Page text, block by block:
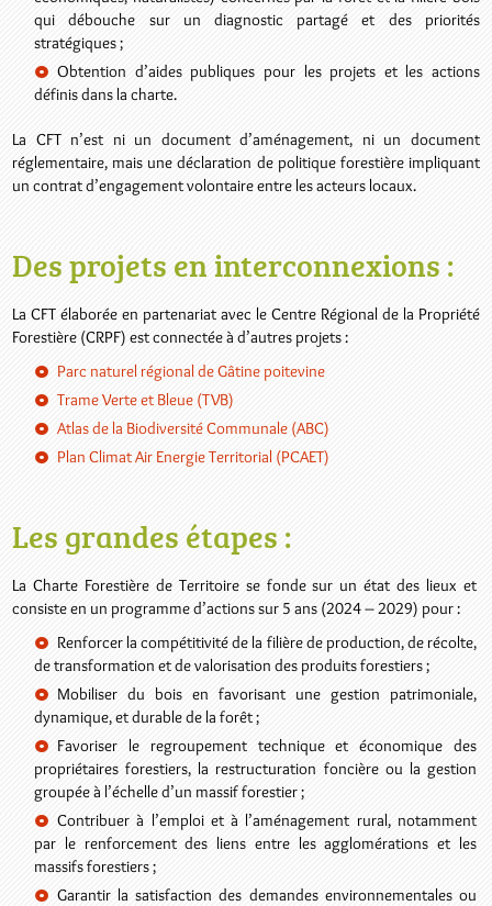
qui débouche sur un diagnostic partagé et des priorités
stratégiques ;
Obtention d’aides publiques pour les projets et les actions
définis dans la charte.
La CFT n’est ni un document d’aménagement, ni un document
réglementaire, mais une déclaration de politique forestière impliquant
un contrat d’engagement volontaire entre les acteurs locaux.
Des projets en interconnexions :
La CFT élaborée en partenariat avec le Centre Régional de la Propriété
Forestière (CRPF) est connectée à d’autres projets :
Parc naturel régional de Gâtine poitevine
Trame Verte et Bleue (TVB)
Atlas de la Biodiversité Communale (ABC)
Plan Climat Air Energie Territorial (PCAET)
Les grandes étapes :
La Charte Forestière de Territoire se fonde sur un état des lieux et
consiste en un programme d’actions sur 5 ans (2024 – 2029) pour :
Renforcer la compétitivité de la filière de production, de récolte,
de transformation et de valorisation des produits forestiers ;
Mobiliser du bois en favorisant une gestion patrimoniale,
dynamique, et durable de la forêt ;
Favoriser le regroupement technique et économique des
propriétaires forestiers, la restructuration foncière ou la gestion
groupée à l’échelle d’un massif forestier ;
Contribuer à l’emploi et à l’aménagement rural, notamment
par le renforcement des liens entre les agglomérations et les
massifs forestiers ;
Garantir la satisfaction des demandes environnementales ou